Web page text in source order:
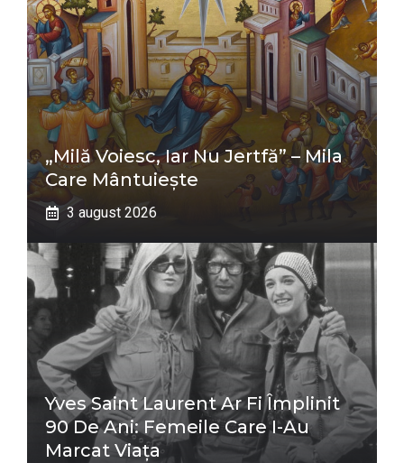
„Milă Voiesc, Iar Nu Jertfă” – Mila
Care Mântuiește
3 august 2026
Yves Saint Laurent Ar Fi Împlinit
90 De Ani: Femeile Care I-Au
Marcat Viața